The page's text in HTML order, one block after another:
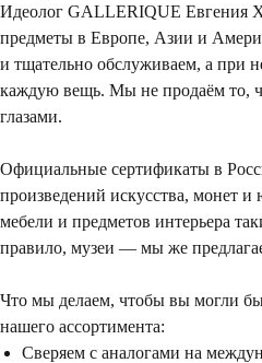
Идеолог GALLERIQUE Евгения
предметы в Европе, Азии и
и тщательно обслуживаем, а при
каждую вещь. Мы не продаём то,
глазами.
Официальные сертификаты в
произведений искусства, монет
мебели и предметов интерьера
правило, музеи — мы же
Что мы делаем, чтобы вы могли
нашего ассортимента:
Сверяем с аналогами на